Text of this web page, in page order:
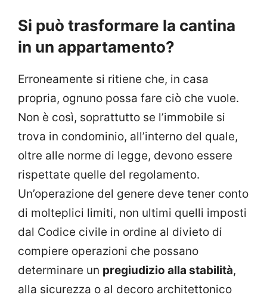
Si può trasformare la cantina
in un appartamento?
Erroneamente si ritiene che, in casa
propria, ognuno possa fare ciò che vuole.
Non è così, soprattutto se l’immobile si
trova in condominio, all’interno del quale,
oltre alle norme di legge, devono essere
rispettate quelle del regolamento.
Un’operazione del genere deve tener conto
di molteplici limiti, non ultimi quelli imposti
dal Codice civile in ordine al divieto di
compiere operazioni che possano
determinare un pregiudizio alla stabilità,
alla sicurezza o al decoro architettonico